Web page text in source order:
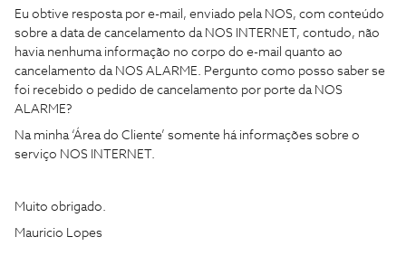
Eu obtive resposta por e-mail, enviado pela NOS, com conteúdo
sobre a data de cancelamento da NOS INTERNET, contudo, não
havia nenhuma informação no corpo do e-mail quanto ao
cancelamento da NOS ALARME. Pergunto como posso saber se
foi recebido o pedido de cancelamento por porte da NOS
ALARME?
Na minha ‘Área do Cliente’ somente há informações sobre o
serviço NOS INTERNET.
Muito obrigado.
Mauricio Lopes